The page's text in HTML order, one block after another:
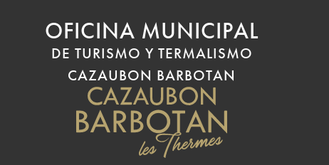
OFICINA MUNICIPAL
DE TURISMO Y TERMALISMO
CAZAUBON BARBOTAN